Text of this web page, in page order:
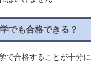
でも合格できる？
で合格することが十分